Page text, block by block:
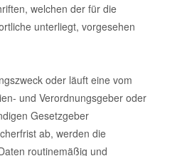
welchen der für die
unterliegt, vorgesehen
oder läuft eine vom
und Verordnungsgeber oder
Gesetzgeber
ab, werden die
routinemäßig und